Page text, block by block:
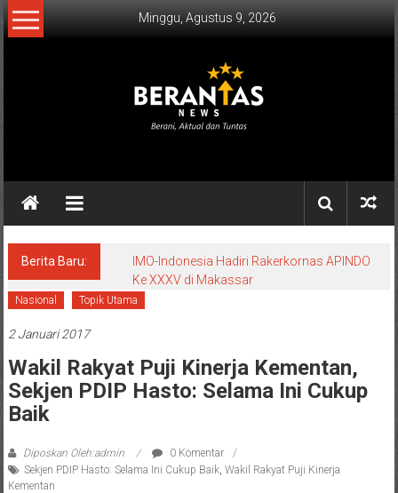
Lompat
ke
Minggu, Agustus 9, 2026
NEWS
Aktual
Tuntas.
Berita Baru:
IMO-Indonesia Hadiri Rakerkornas APINDO
Ke XXXV di Makassar
Nasional Topik Utama
2 Januari 2017
Wakil Rakyat Puji Kinerja Kementan,
Sekjen PDIP Hasto: Selama Ini Cukup
Baik
Diposkan Oleh:admin
0 Komentar
Sekjen PDIP Hasto: Selama Ini Cukup Baik, Wakil Rakyat Puji Kinerja
Kementan